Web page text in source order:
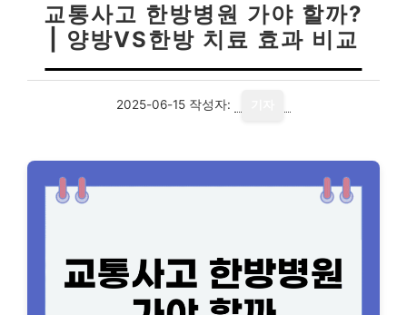
교통사고 한방병원 가야 할까?
| 양방VS한방 치료 효과 비교
2025-06-15 작성자: